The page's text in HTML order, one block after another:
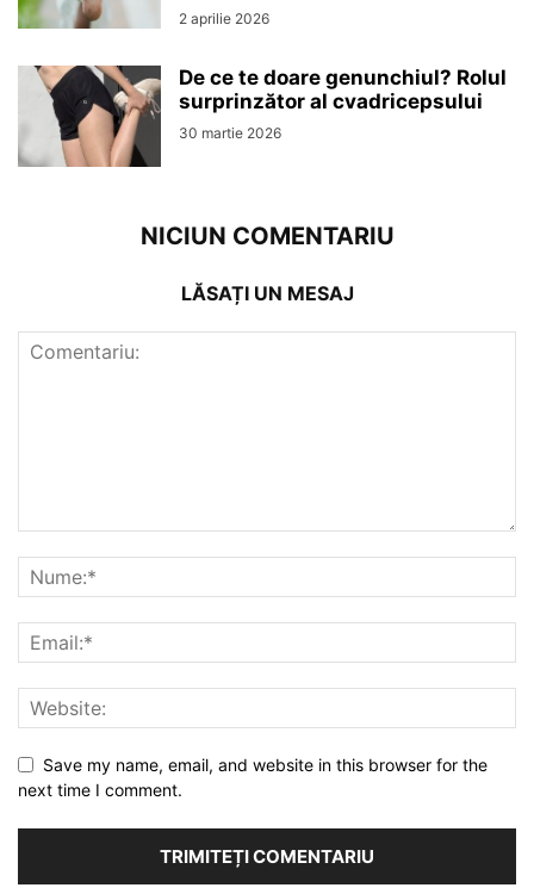
2 aprilie 2026
De ce te doare genunchiul? Rolul
surprinzător al cvadricepsului
30 martie 2026
NICIUN COMENTARIU
LĂSAȚI UN MESAJ
Save my name, email, and website in this browser for the
next time I comment.